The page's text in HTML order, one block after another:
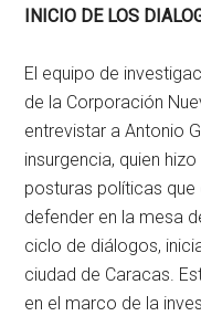
INICIO DE LOS
El equipo de
de la Corporación
entrevistar a Antonio
insurgencia, quien
posturas políticas
defender en la mesa
ciclo de diálogos,
ciudad de Caracas.
en el marco de la